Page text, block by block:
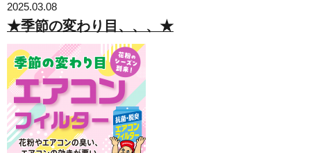
2025.03.08
★季節の変わり目、、、★